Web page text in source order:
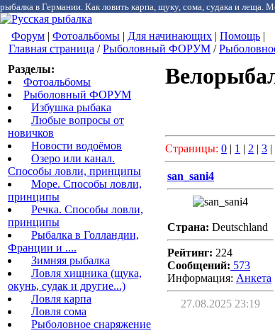
рыбалка в Германии. Как ловить карпа, щуку, сома, судака и леща.
Форум | Фотоальбомы | Для начинающих | Помощь |
Главная страница /Рыболовный ФОРУМ /
Разделы:
Фотоальбомы
Рыболовный ФОРУМ
Избушка рыбака
Любые вопросы от
новичков
Новости водоёмов
Озеро или канал.
Способы ловли, принципы
Море. Способы ловли,
принципы
Речка. Способы ловли,
принципы
Рыбалка в Голландии,
Франции и ....
Зимняя рыбалка
Ловля хищника (щука,
окунь, судак и другие...)
Ловля карпа
Ловля сома
Рыболовное снаряжение
Страницы: 0 | 1 | 2 | 3 |
san_sani4
Страна: Deutschland
Рейтинг: 224
Сообщений: 573
Информация: Aнкета
27.08.2025 23:19